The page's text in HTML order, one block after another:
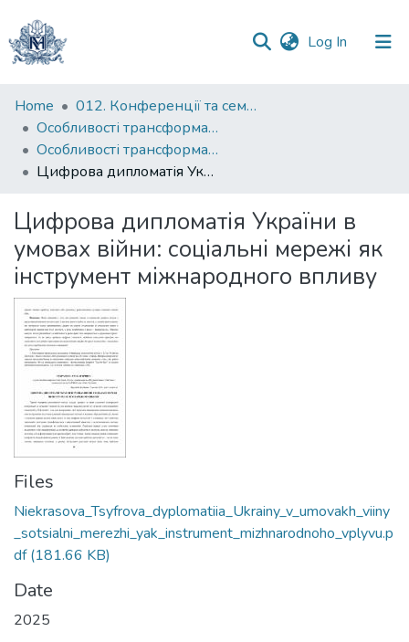
Log In (current)
Communities
&
Collections
All of DSpace
Statistics
Home
012. Конференції та семінари НаУКМА
Особливості трансформації комунікацій в умовах новітніх суспільних викликів: науково-практична конференція
Особливості трансформації комунікацій в умовах новітніх суспільних викликів: тези науково-практичної конференції 2025
Цифрова дипломатія України в умовах війни: соціальні мережі як інструмент міжнародного впливу
Цифрова дипломатія України в
умовах війни: соціальні мережі як
інструмент міжнародного впливу
Files
Niekrasova_Tsyfrova_dyplomatiia_Ukrainy_v_umovakh_viiny
_sotsialni_merezhi_yak_instrument_mizhnarodnoho_vplyvu.p
df(181.66 KB)
Date
2025